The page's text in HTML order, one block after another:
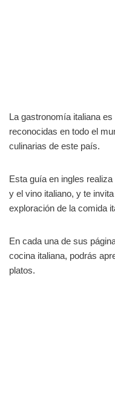
La gastronomía italiana
reconocidas en todo el
culinarias de este país.
Esta guía en ingles
y el vino italiano, y te
exploración de la comida
En cada una de sus
cocina italiana, podrás
platos.